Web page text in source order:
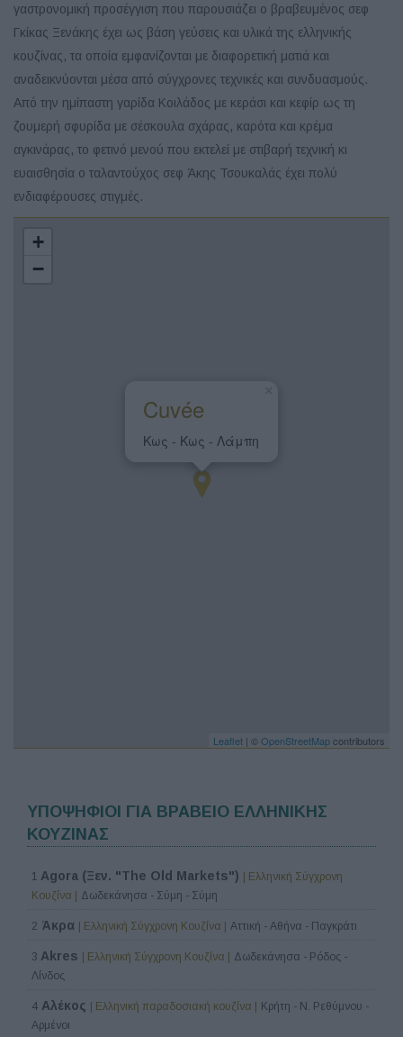
γαστρονομική προσέγγιση που παρουσιάζει ο βραβευμένος σεφ
Γκίκας Ξενάκης έχει ως βάση γεύσεις και υλικά της ελληνικής
κουζίνας, τα οποία εμφανίζονται με διαφορετική ματιά και
αναδεικνύονται μέσα από σύγχρονες τεχνικές και συνδυασμούς.
Από την ημίπαστη γαρίδα Κοιλάδος με κεράσι και κεφίρ ως τη
ζουμερή σφυρίδα με σέσκουλα σχάρας, καρότα και κρέμα
αγκινάρας, το φετινό μενού που εκτελεί με στιβαρή τεχνική κι
ευαισθησία ο ταλαντούχος σεφ Άκης Τσουκαλάς έχει πολύ
ενδιαφέρουσες στιγμές.
Cuvée
Κως - Κως - Λάμπη
+
−
Leaflet | © OpenStreetMapcontributors
ΥΠΟΨΗΦΙΟΙ ΓΙΑ ΒΡΑΒΕΙΟ ΕΛΛΗΝΙΚΗΣ
ΚΟΥΖΙΝΑΣ
1 Agora (Ξεν. "The Old Markets") | Ελληνική Σύγχρονη
Κουζίνα | Δωδεκάνησα - Σύμη - Σύμη
2 Άκρα | Ελληνική Σύγχρονη Κουζίνα | Αττική - Αθήνα - Παγκράτι
3 Akres | Ελληνική Σύγχρονη Κουζίνα | Δωδεκάνησα - Ρόδος -
Λίνδος
4 Αλέκος | Ελληνική παραδοσιακή κουζίνα | Κρήτη - Ν. Ρεθύμνου -
Αρμένοι